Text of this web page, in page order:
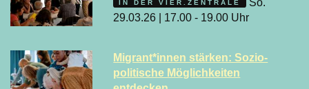
IN DER VIER.ZENTRALE
29.03.26 | 17.00 - 19.00 Uhr
Migrant*innen stärken: Sozio-
politische Möglichkeiten